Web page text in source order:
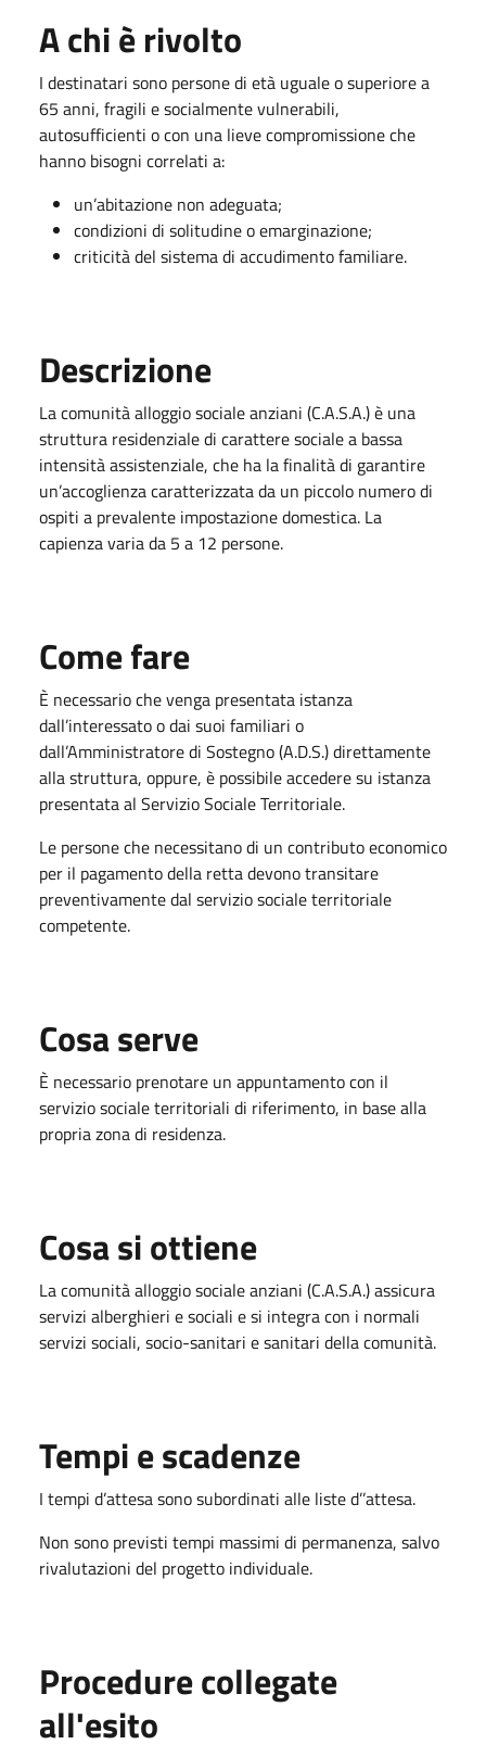
A chi è rivolto
I destinatari sono persone di età uguale o superiore a
65 anni, fragili e socialmente vulnerabili,
autosufficienti o con una lieve compromissione che
hanno bisogni correlati a:
un’abitazione non adeguata;
condizioni di solitudine o emarginazione;
criticità del sistema di accudimento familiare.
Descrizione
La comunità alloggio sociale anziani (C.A.S.A.) è una
struttura residenziale di carattere sociale a bassa
intensità assistenziale, che ha la finalità di garantire
un’accoglienza caratterizzata da un piccolo numero di
ospiti a prevalente impostazione domestica. La
capienza varia da 5 a 12 persone.
Come fare
È necessario che venga presentata istanza
dall’interessato o dai suoi familiari o
dall’Amministratore di Sostegno (A.D.S.) direttamente
alla struttura, oppure, è possibile accedere su istanza
presentata al Servizio Sociale Territoriale.
Le persone che necessitano di un contributo economico
per il pagamento della retta devono transitare
preventivamente dal servizio sociale territoriale
competente.
Cosa serve
È necessario prenotare un appuntamento con il
servizio sociale territoriali di riferimento, in base alla
propria zona di residenza.
Cosa si ottiene
La comunità alloggio sociale anziani (C.A.S.A.) assicura
servizi alberghieri e sociali e si integra con i normali
servizi sociali, socio-sanitari e sanitari della comunità.
Tempi e scadenze
I tempi d’attesa sono subordinati alle liste d’’attesa.
Non sono previsti tempi massimi di permanenza, salvo
rivalutazioni del progetto individuale.
Procedure collegate
all'esito